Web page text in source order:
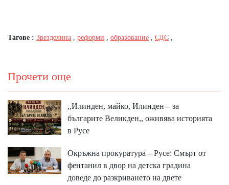
Тагове : Звезделина , реформи , образование , СДС ,
Прочети още
,,Илинден, майко, Илинден – за
българите Великден,, оживява историята
в Русе
Окръжна прокуратура – Русе: Смърт от
фентанил в двор на детска градина
доведе до разкриването на двете